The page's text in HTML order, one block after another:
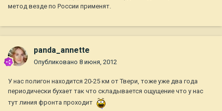
метод везде по России применят.
panda_annette
Опубликовано 8 июня, 2012
У нас полигон находится 20-25 км от Твери, тоже уже два года
периодически бухает так что складывается ощущение что у нас
тут линия фронта проходит